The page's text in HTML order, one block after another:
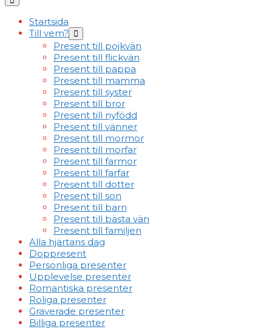
Menu
Startsida
Till vem?
Menu
Toggle
Present till pojkvän
Present till flickvän
Present till pappa
Present till mamma
Present till syster
Present till bror
Present till nyfödd
Present till vänner
Present till mormor
Present till morfar
Present till farmor
Present till farfar
Present till dotter
Present till son
Present till barn
Present till bästa vän
Present till familjen
Alla hjärtans dag
Doppresent
Personliga presenter
Upplevelse presenter
Romantiska presenter
Roliga presenter
Graverade presenter
Billiga presenter